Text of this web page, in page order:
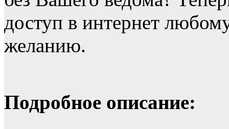
доступ в интернет
желанию.
Подробное описание: